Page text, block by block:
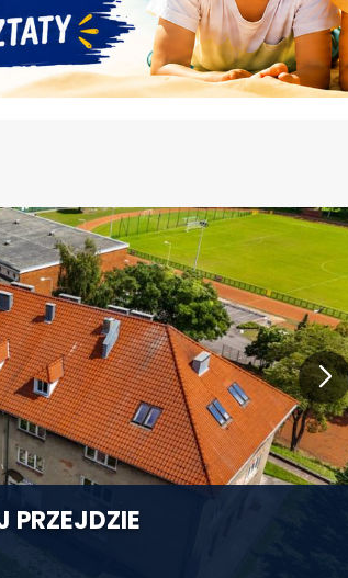
PRZEJDZIE
ŻYWIENIA W EDUKACJI –
ŚWIETLE - NOWE
DZIAŁALNOŚĆ